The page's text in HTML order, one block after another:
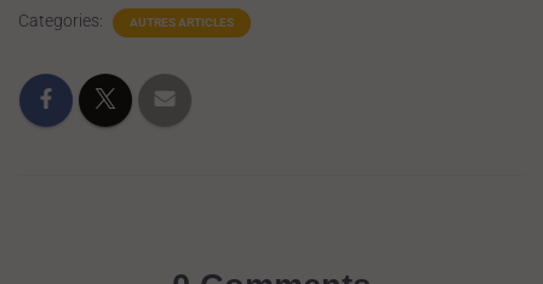
Categories: AUTRES ARTICLES